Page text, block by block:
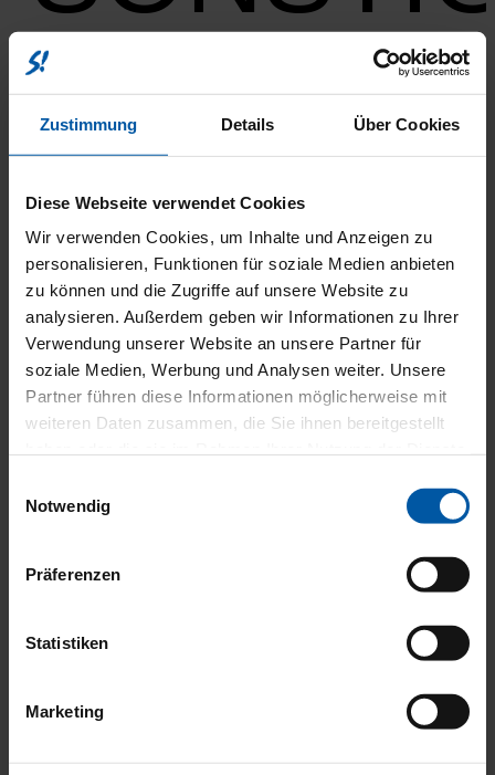
Zustimmung Details Über Cookies
Diese Webseite verwendet Cookies
Wir verwenden Cookies, um Inhalte und Anzeigen zu
personalisieren, Funktionen für soziale Medien anbieten
zu können und die Zugriffe auf unsere Website zu
analysieren. Außerdem geben wir Informationen zu Ihrer
Verwendung unserer Website an unsere Partner für
soziale Medien, Werbung und Analysen weiter. Unsere
Partner führen diese Informationen möglicherweise mit
weiteren Daten zusammen, die Sie ihnen bereitgestellt
Notwendig
Präferenzen
Statistiken
Marketing
ESP
Elektr. Weg­fahr­sper­re
Iso­fix
Iso­fix Bei­fah­rer­sitz
Not­brems­as­sis­tent
Rei­fen­druck­kon­trol­le
Trak­ti­ons­kon­trol­le
Bat­te­rie­zer­ti­fi­kat
Kata­ly­sa­tor
Ambi­en­te-Beleuch­tung
Arm­leh­ne
Außen­spie­gel beheiz­bar
Elektr. Fens­ter­he­ber
Elektr. Sei­ten­spie­gel
Licht­sen­sor
Ser­vo­len­kung
Abstands­tem­po­mat
Fern­licht­as­sis­tent
Geschwin­dig­keits­be­gren­zer